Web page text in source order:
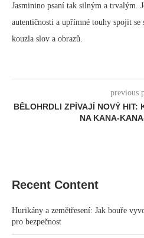
Jasminino psaní tak silným a trvalým.
autentičnosti a upřímné touhy spojit
kouzla slov a obrazů.
previous
BĚLOHRDLI ZPÍVAJÍ NOVÝ HIT:
NA KANA-
Recent Content
Hurikány a zemětřesení: Jak bouře
pro bezpečnost